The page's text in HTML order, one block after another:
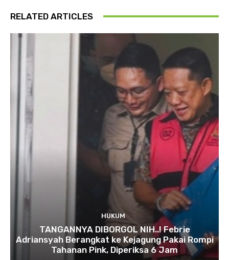
RELATED ARTICLES
HUKUM
TANGANNYA DIBORGOL NIH..! Febrie
Adriansyah Berangkat ke Kejagung Pakai Rompi
Tahanan Pink, Diperiksa 6 Jam